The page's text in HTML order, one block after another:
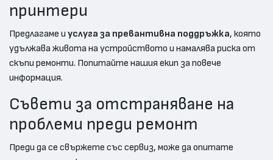
принтери
Предлагаме и услуга за превантивна поддръжка, която
удължава живота на устройството и намалява риска от
скъпи ремонти. Попитайте нашия екип за повече
информация.
Съвети за отстраняване на
проблеми преди ремонт
Преди да се свържете със сервиз, може да опитате